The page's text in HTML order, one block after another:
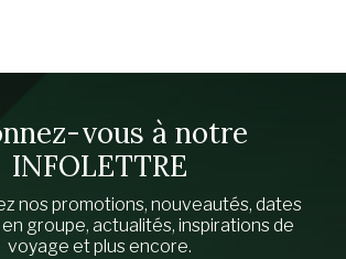
vous à notre
INFOLETTRE
nos promotions, nouveautés, dates
groupe, actualités, inspirations de
voyage et plus encore.